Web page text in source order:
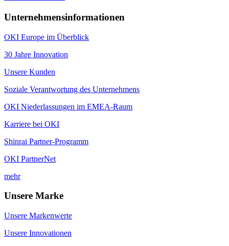
Unternehmensinformationen
OKI Europe im Überblick
30 Jahre Innovation
Unsere Kunden
Soziale Verantwortung des Unternehmens
OKI Niederlassungen im EMEA-Raum
Karriere bei OKI
Shinrai Partner-Programm
OKI PartnerNet
mehr
Unsere Marke
Unsere Markenwerte
Unsere Innovationen